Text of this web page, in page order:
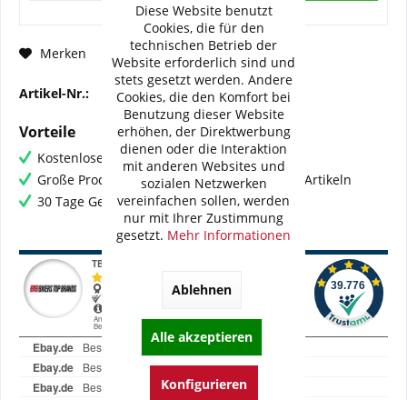
Merken Fragen zum Artikel?
Artikel-Nr.: BI-D0002-WME03
Vorteile
Kostenloser Versand ab € 60,- Bestellwert
Große Produktauswahl mit mehr als 80.000 Artikeln
30 Tage Geld-Zurück-Garantie
Diese Website benutzt
Cookies, die für den
technischen Betrieb der
Website erforderlich sind und
stets gesetzt werden. Andere
Cookies, die den Komfort bei
Benutzung dieser Website
erhöhen, der Direktwerbung
dienen oder die Interaktion
mit anderen Websites und
sozialen Netzwerken
vereinfachen sollen, werden
nur mit Ihrer Zustimmung
gesetzt. Mehr Informationen
Ablehnen
Alle akzeptieren
Konfigurieren